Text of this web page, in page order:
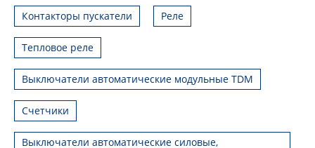
Контакторы пускатели Реле
Тепловое реле
Выключатели автоматические модульные TDM
Счетчики
Выключатели автоматические силовые,